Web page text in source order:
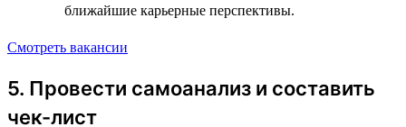
ближайшие карьерные перспективы.
Смотреть вакансии
5. Провести самоанализ и составить
чек-лист